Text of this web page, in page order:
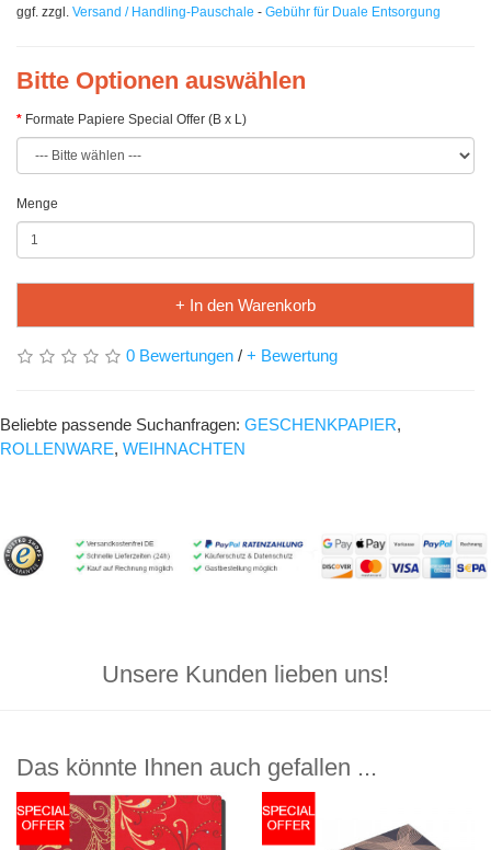
ggf. zzgl. Versand / Handling-Pauschale - Gebühr für Duale Entsorgung
Bitte Optionen auswählen
Formate Papiere Special Offer (B x L)
Menge
+ In den Warenkorb
0 Bewertungen / + Bewertung
Beliebte passende Suchanfragen: GESCHENKPAPIER,
ROLLENWARE, WEIHNACHTEN
Unsere Kunden lieben uns!
Das könnte Ihnen auch gefallen ...